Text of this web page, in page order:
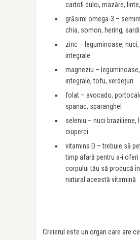
cartofi dulci, mazăre,
grăsimi omega-3 –
chia, somon, hering,
zinc – leguminoase,
integrale
magneziu –
integrale, tofu, verdețuri
folat – avocado,
spanac, sparanghel
seleniu – nuci braziliene,
ciuperci
vitamina D – trebuie să
timp afară pentru a-i oferi
corpului tău să producă
natural această vitamină
Creierul este un organ care are